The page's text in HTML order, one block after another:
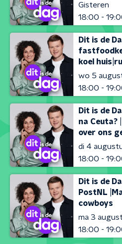
Gisteren
18:00 -
Dit is de
koel
wo 5
18:00 -
Dit is de
na Ceuta?
over ons
di 4
18:00 -
Dit is de
PostNL
cowboys
ma 3
18:00 -